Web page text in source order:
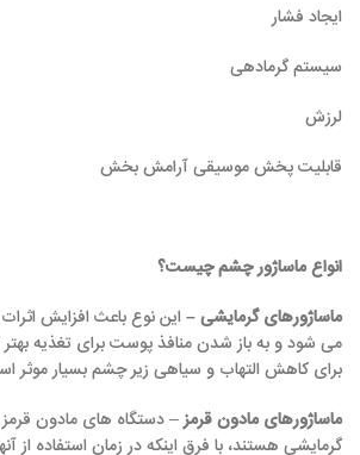
ایجاد فشار
سیستم گرمادهی
لرزش
قابلیت پخش موسیقی آرامش بخش
انواع ماساژور چشم چیست؟
ماساژورهای گرمایشی – این نوع باعث افزایش
می شود و به باز شدن منافذ پوست برای تغذیه
برای کاهش التهاب و سیاهی زیر چشم بسیار موثر
ماساژورهای مادون قرمز– دستگاه های مادون
گرمایشی هستند، با فرق اینکه در زمان استفاده از